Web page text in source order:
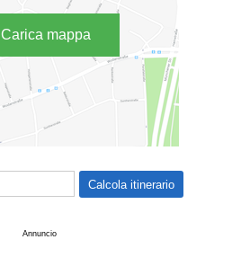
Carica mappa
Annuncio